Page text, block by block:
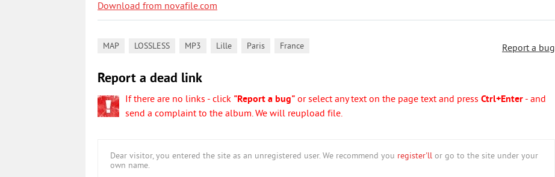
Download from novafile.com
Report a bug
MAP LOSSLESS MP3 Lille Paris France
Report a dead link
If there are no links - click "Report a bug" or select any text on the page text and press Ctrl+Enter - and
send a complaint to the album. We will reupload file.
Dear visitor, you entered the site as an unregistered user. We recommend you register'll or go to the site under your
own name.